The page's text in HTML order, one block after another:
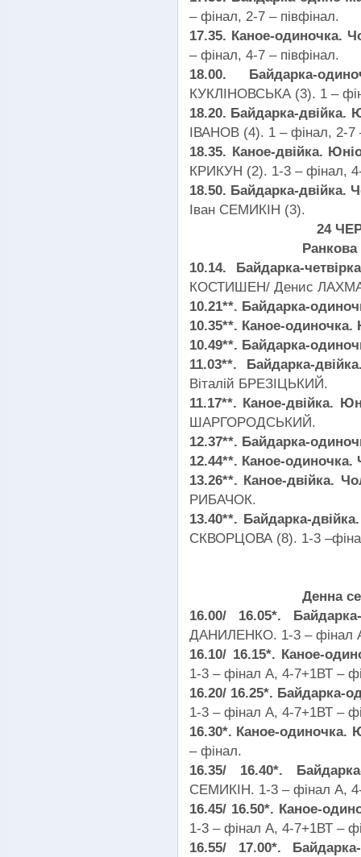
– фінал, 2-7 – півфінал.
17.35. Каное-одиночка.
– фінал, 4-7 – півфінал.
18.00. Байдарка-
КУКЛІНОВСЬКА (3). 1 –
18.20. Байдарка-двійка.
ІВАНОВ (4). 1 – фінал, 2-7
18.35. Каное-двійка.
КРИКУН (2). 1-3 – фінал,
18.50. Байдарка-двійка.
Іван СЕМИКІН (3).
24
Ранкова
10.14. Байдарка-
КОСТИШЕН/ Денис
10.21**. Байдарка-
10.35**. Каное-
10.49**. Байдарка-
11.03**. Байдарка-
Віталій БРЕЗІЦЬКИЙ.
11.17**. Каное-двійка.
ШАРГОРОДСЬКИЙ.
12.37**. Байдарка-
12.44**. Каное-одиночка.
13.26**. Каное-двійка.
РИБАЧОК.
13.40**. Байдарка-
СКВОРЦОВА (8). 1-3
Денна
16.00/ 16.05*.
ДАНИЛЕНКО. 1-3 – фінал
16.10/ 16.15*. Каное-
1-3 – фінал А, 4-7+1ВТ –
16.20/ 16.25*. Байдарка-
1-3 – фінал А, 4-7+1ВТ –
16.30*. Каное-одиночка.
– фінал.
16.35/ 16.40*.
СЕМИКІН. 1-3 – фінал А,
16.45/ 16.50*. Каное-
1-3 – фінал А, 4-7+1ВТ –
16.55/ 17.00*.